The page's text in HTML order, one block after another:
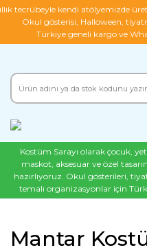
tecrübeyle kendi atölyemizde
Okul gösterisi, Halloween,
Türkiye geneli kargo ve
Kostüm Sarayı olarak çocuk,
maskot, aksesuar ve özel
hazırlıyoruz. Okul gösterileri,
temalı organizasyonlar için
Mantar